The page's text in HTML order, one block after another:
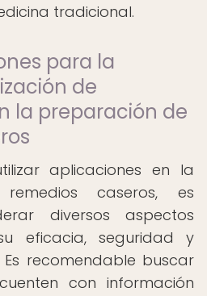
tradicional.
para la
de
la preparación de
aplicaciones en la
caseros, es
diversos aspectos
eficacia, seguridad y
recomendable buscar
con información